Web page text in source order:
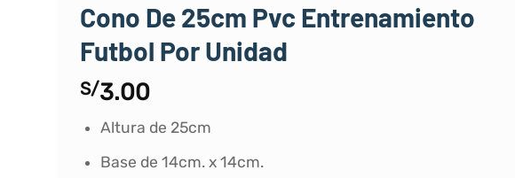
Cono De 25cm Pvc Entrenamiento
Futbol Por Unidad
S/3.00
Altura de 25cm
Base de 14cm. x 14cm.